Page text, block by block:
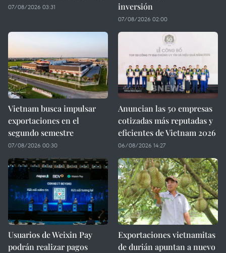
07/08/2026 03:31
inversión
07/08/2026 02:00
Vietnam busca impulsar
exportaciones en el
segundo semestre
07/08/2026 00:30
Anuncian las 50 empresas
cotizadas más reputadas y
eficientes de Vietnam 2026
06/08/2026 14:27
Usuarios de Weixin Pay
podrán realizar pagos
Exportaciones vietnamitas
de durián apuntan a nuevo